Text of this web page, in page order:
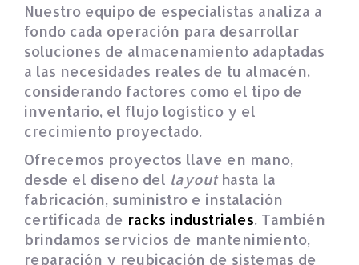
Nuestro equipo de especialistas analiza a
fondo cada operación para desarrollar
soluciones de almacenamiento adaptadas
a las necesidades reales de tu almacén,
considerando factores como el tipo de
inventario, el flujo logístico y el
crecimiento proyectado.
Ofrecemos proyectos llave en mano,
desde el diseño del layouthasta la
fabricación, suministro e instalación
certificada de racks industriales. También
brindamos servicios de mantenimiento,
reparación y reubicación de sistemas de